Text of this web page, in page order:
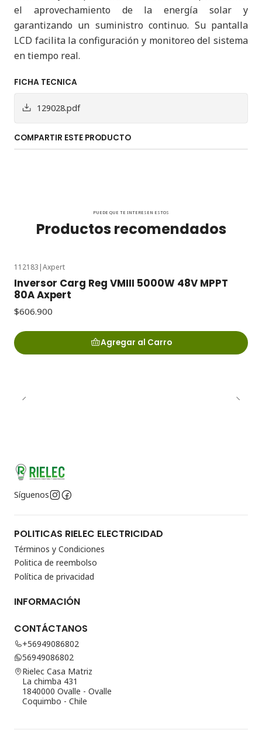
el aprovechamiento de la energía solar y
garantizando un suministro continuo. Su pantalla
LCD facilita la configuración y monitoreo del sistema
en tiempo real.
FICHA TECNICA
129028.pdf
COMPARTIR ESTE PRODUCTO
PUEDE QUE TE INTERESEN ESTOS
Productos recomendados
112183 |Axpert
Inversor Carg Reg VMIII 5000W 48V MPPT
80A Axpert
$606.900
Agregar al Carro
Síguenos
POLITICAS RIELEC ELECTRICIDAD
Términos y Condiciones
Politica de reembolso
Política de privacidad
INFORMACIÓN
CONTÁCTANOS
+56949086802
56949086802
Rielec Casa Matriz
La chimba 431
1840000 Ovalle - Ovalle
Coquimbo - Chile